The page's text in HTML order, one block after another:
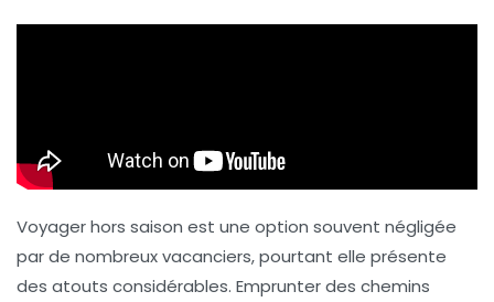
Voyager hors saison est une option souvent négligée
par de nombreux vacanciers, pourtant elle présente
des atouts considérables. Emprunter des chemins